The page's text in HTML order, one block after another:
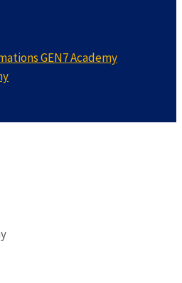
GEN7 Academy